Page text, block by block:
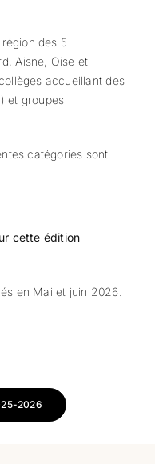
des 5
Aisne, Oise et
accueillant des
et groupes
catégories sont
cette édition
en Mai et juin 2026.
2026